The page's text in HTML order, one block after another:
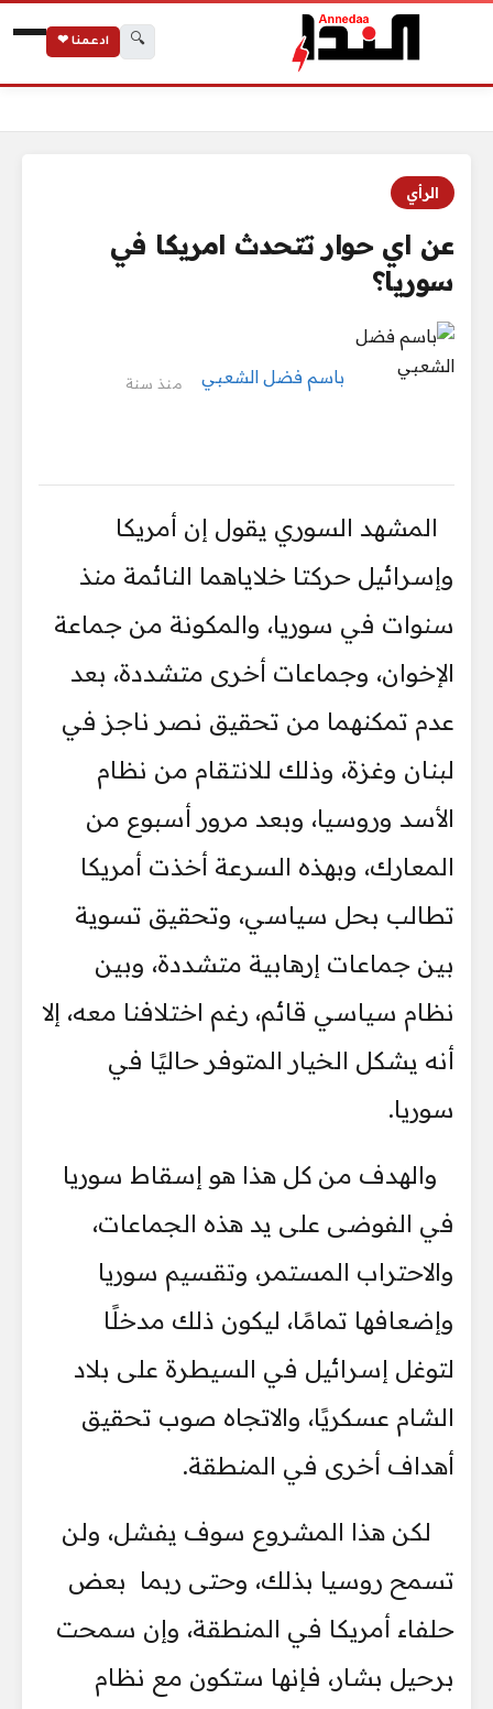
🔍 ادعمنا ❤
الرأي
عن اي حوار تتحدث امريكا في
سوريا؟
باسم فضل الشعبي منذ سنة
المشهد السوري يقول إن أمريكا
وإسرائيل حركتا خلاياهما النائمة منذ
سنوات في سوريا، والمكونة من جماعة
الإخوان، وجماعات أخرى متشددة، بعد
عدم تمكنهما من تحقيق نصر ناجز في
لبنان وغزة، وذلك للانتقام من نظام
الأسد وروسيا، وبعد مرور أسبوع من
المعارك، وبهذه السرعة أخذت أمريكا
تطالب بحل سياسي، وتحقيق تسوية
بين جماعات إرهابية متشددة، وبين
نظام سياسي قائم، رغم اختلافنا معه، إلا
أنه يشكل الخيار المتوفر حاليًا في
سوريا.
والهدف من كل هذا هو إسقاط سوريا
في الفوضى على يد هذه الجماعات،
والاحتراب المستمر، وتقسيم سوريا
وإضعافها تمامًا، ليكون ذلك مدخلًا
لتوغل إسرائيل في السيطرة على بلاد
الشام عسكريًا، والاتجاه صوب تحقيق
أهداف أخرى في المنطقة.
لكن هذا المشروع سوف يفشل، ولن
تسمح روسيا بذلك، وحتى ربما بعض
حلفاء أمريكا في المنطقة، وإن سمحت
برحيل بشار، فإنها ستكون مع نظام